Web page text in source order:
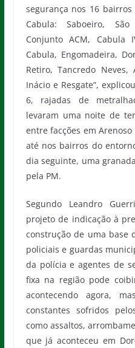
segurança nos 16
Cabula: Saboeiro,
Conjunto ACM, Cabula
Cabula, Engomadeira,
Retiro, Tancredo Neves,
Inácio e Resgate”,
6, rajadas de
levaram uma noite de
entre facções em
até nos bairros do
dia seguinte, uma
pela PM.
Segundo Leandro
projeto de indicação à
construção de uma base
policiais e guardas
da polícia e agentes de
fixa na região pode
acontecendo agora,
constantes sofridos
como assaltos,
que já aconteceu em